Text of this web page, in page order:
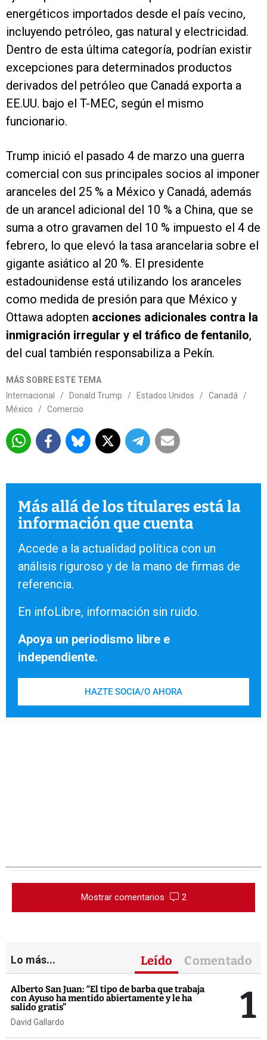
energéticos importados desde el país vecino,
incluyendo petróleo, gas natural y electricidad.
Dentro de esta última categoría, podrían existir
excepciones para determinados productos
derivados del petróleo que Canadá exporta a
EE.UU. bajo el T-MEC, según el mismo
funcionario.
Trump inició el pasado 4 de marzo una guerra
comercial con sus principales socios al imponer
aranceles del 25 % a México y Canadá, además
de un arancel adicional del 10 % a China, que se
suma a otro gravamen del 10 % impuesto el 4 de
febrero, lo que elevó la tasa arancelaria sobre el
gigante asiático al 20 %. El presidente
estadounidense está utilizando los aranceles
como medida de presión para que México y
Ottawa adopten acciones adicionales contra la
inmigración irregular y el tráfico de fentanilo,
del cual también responsabiliza a Pekín.
MÁS SOBRE ESTE TEMA
Internacional
/ Donald Trump / Estados Unidos / Canadá
/
México
/ Comercio
Más allá de los titulares está la
información que cuenta
Accede a la actualidad política con un
análisis riguroso y de la mano de firmas de
referencia.
En infoLibre, información sin ruido.
Apoya un periodismo libre e
independiente.
HAZTE SOCIA/O AHORA
Mostrar comentarios 2
Lo más... Leído Comentado
Alberto San Juan: “El tipo de barba que trabaja
con Ayuso ha mentido abiertamente y le ha
salido gratis”
David Gallardo 1